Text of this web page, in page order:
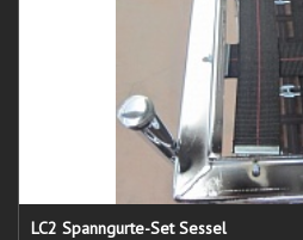
LC2 Spanngurte-Set Sessel